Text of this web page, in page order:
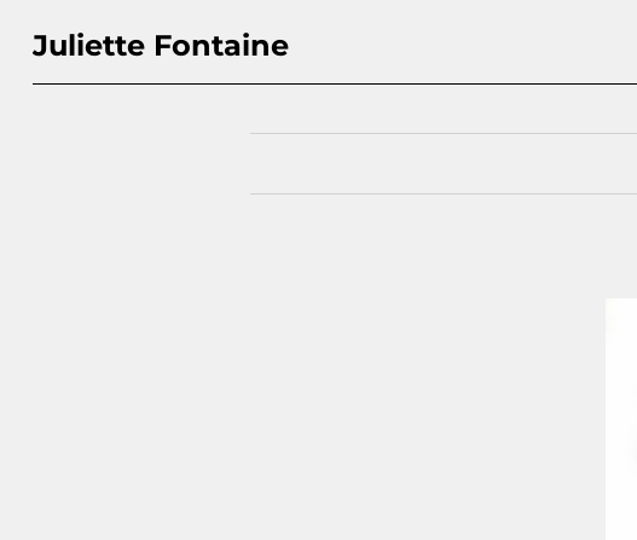
Juliette Fontaine